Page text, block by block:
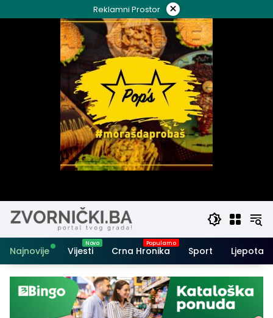
to
Reklamni Prostor ×
Najnovije Vijesti Crna Hronika Sport Ljepota i